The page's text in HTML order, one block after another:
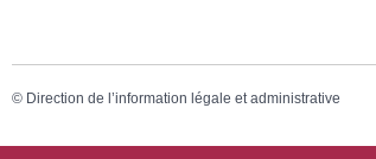
© Direction de l’information légale et administrative